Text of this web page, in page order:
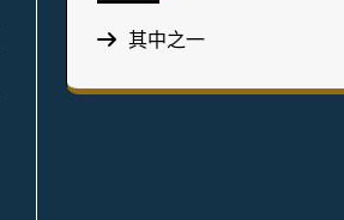
其中之一